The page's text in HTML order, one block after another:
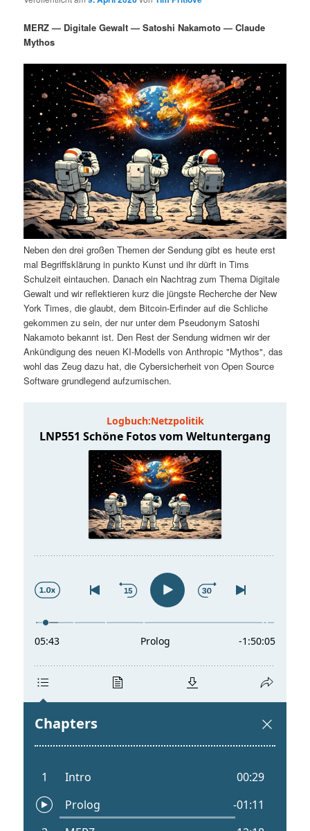
m
r
n
I
n
h
a
l
t
s
p
n
u
d
r
e
n
I
n
h
a
l
t
g
e
n
n
a
MERZ — Digitale Gewalt — Satoshi Nakamoto — Claude
Mythos
Neben den drei großen Themen der Sendung gibt es heute erst
mal Begriffsklärung in punkto Kunst und ihr dürft in Tims
Schulzeit eintauchen. Danach ein Nachtrag zum Thema Digitale
Gewalt und wir reflektieren kurz die jüngste Recherche der New
York Times, die glaubt, dem Bitcoin-Erfinder auf die Schliche
gekommen zu sein, der nur unter dem Pseudonym Satoshi
Nakamoto bekannt ist. Den Rest der Sendung widmen wir der
Ankündigung des neuen KI-Modells von Anthropic "Mythos", das
wohl das Zeug dazu hat, die Cybersicherheit von Open Source
Software grundlegend aufzumischen.